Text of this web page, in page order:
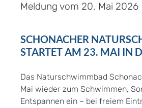
Meldung vom 20. Mai 2026
SCHONACHER
STARTET AM 23. MAI IN
Das Naturschwimmbad
Mai wieder zum Schwimmen,
Entspannen ein – bei freiem